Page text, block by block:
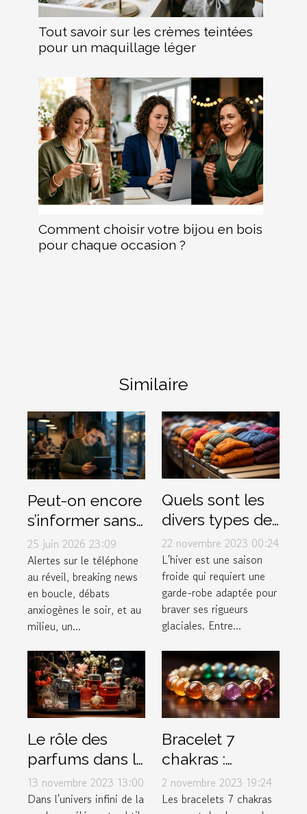
Tout savoir sur les crèmes teintées
pour un maquillage léger
Comment choisir votre bijou en bois
pour chaque occasion ?
Similaire
Peut-on encore
s’informer sans
stresser ?
Enquête sur le
lien actu-santé
25 juin 2026 23:09
Alertes sur le téléphone
au réveil, breaking news
en boucle, débats
anxiogènes le soir, et au
milieu, un...
Quels sont les
divers types de
vêtements pour
affronter
efficacement
l'hiver ?
22 novembre 2023 00:24
L'hiver est une saison
froide qui requiert une
garde-robe adaptée pour
braver ses rigueurs
glaciales. Entre...
Le rôle des
parfums dans la
mode et le style
personnel
13 novembre 2023 13:00
Dans l'univers infini de la
Bracelet 7
chakras :
Comment bien
l’entretenir ?
2 novembre 2023 19:24
Les bracelets 7 chakras